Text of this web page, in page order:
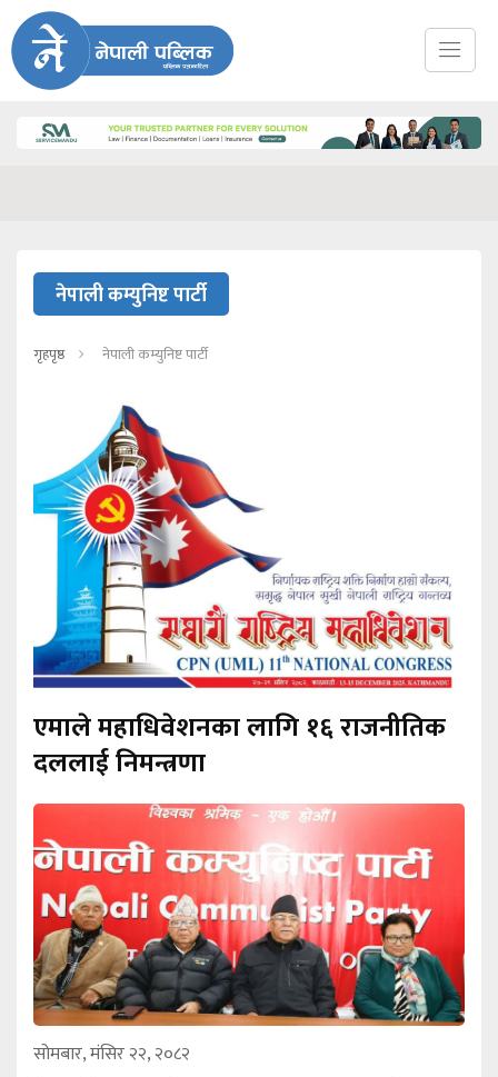
नेपाली कम्युनिष्ट पार्टी
गृहपृष्ठ नेपाली कम्युनिष्ट पार्टी
एमाले महाधिवेशनका लागि १६ राजनीतिक
दललाई निमन्त्रणा
सोमबार, मंसिर २२, २०८२